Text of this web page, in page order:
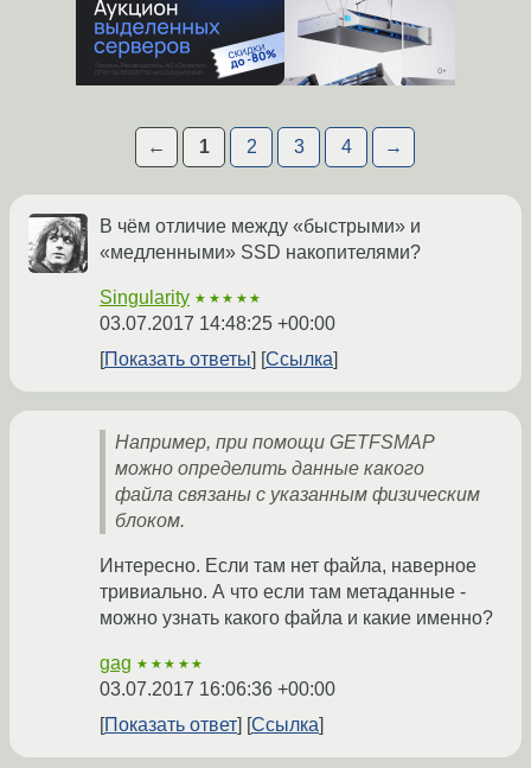
← 1 2 3 4 →
В чём отличие между «быстрыми» и
«медленными» SSD накопителями?
Singularity ★★★★★
03.07.2017 14:48:25 +00:00
Показать ответы
Ссылка
Например, при помощи GETFSMAP
можно определить данные какого
файла связаны с указанным физическим
блоком.
Интересно. Если там нет файла, наверное
тривиально. А что если там метаданные -
можно узнать какого файла и какие именно?
gag ★★★★★
03.07.2017 16:06:36 +00:00
Показать ответ
Ссылка